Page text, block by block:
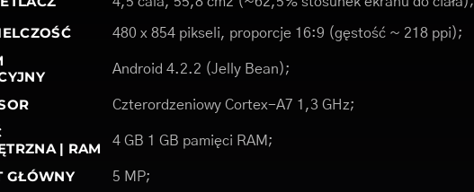
480 x 854 pikseli, proporcje 16:9 (gęstość ~ 218 ppi);
Android 4.2.2 (Jelly Bean);
Czterordzeniowy Cortex-A7 1,3 GHz;
| RAM
4 GB 1 GB pamięci RAM;
GŁÓWNY 5 MP;